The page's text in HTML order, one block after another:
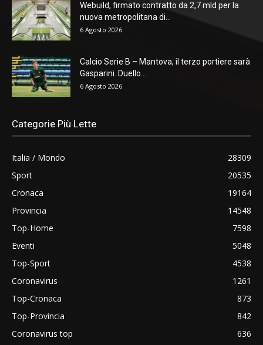
Webuild, firmato contratto da 2,7 mld per la
nuova metropolitana di...
6 Agosto 2026
Calcio Serie B – Mantova, il terzo portiere sarà
Gasparini. Duello...
6 Agosto 2026
Categorie Più Lette
Italia / Mondo
28309
Sport
20535
Cronaca
19164
Provincia
14548
Top-Home
7598
Eventi
5048
Top-Sport
4538
Coronavirus
1261
Top-Cronaca
873
Top-Provincia
842
Coronavirus top
636